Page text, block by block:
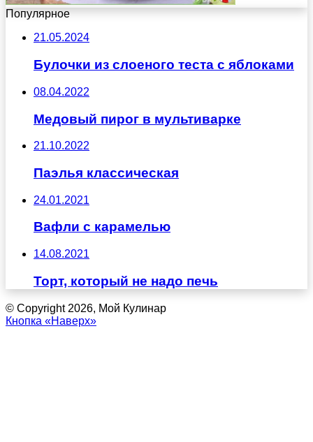
Популярное
21.05.2024
Булочки из слоеного теста с яблоками
08.04.2022
Медовый пирог в мультиварке
21.10.2022
Паэлья классическая
24.01.2021
Вафли с карамелью
14.08.2021
Торт, который не надо печь
© Copyright 2026, Мой Кулинар
Кнопка «Наверх»